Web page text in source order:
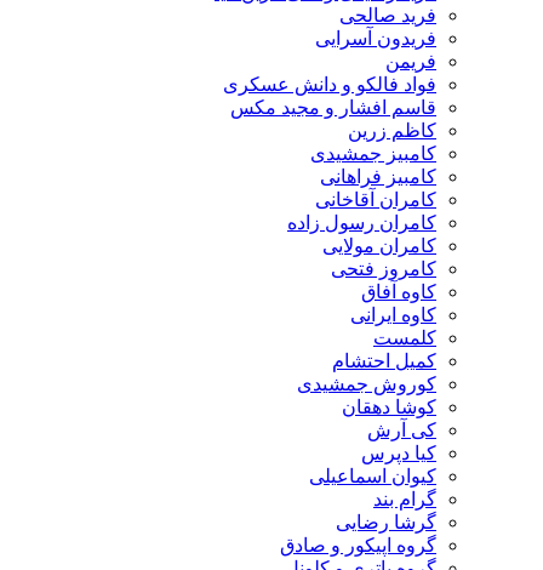
فرید صالحی
فریدون آسرایی
فریمن
فواد فالکو و دانش عسکری
قاسم افشار و مجید مکس
کاظم زرین
کامبیز جمشیدی
کامبیز فراهانی
کامران آقاخانی
کامران رسول زاده
کامران مولایی
کامروز فتحی
کاوه آفاق
کاوه ایرانی
کلمست
کمیل احتشام
کوروش جمشیدی
کوشا دهقان
کی آرش
کیا دپرس
کیوان اسماعیلی
گرام بند
گرشا رضایی
گروه اپیکور و صادق